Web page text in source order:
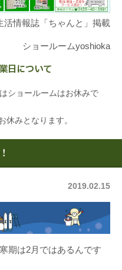
活情報誌「ちゃんと」掲載
ショールームyoshioka
日について
ショールームはお休みで
休みとなります。
2019.02.15
期は2月ではあるんです